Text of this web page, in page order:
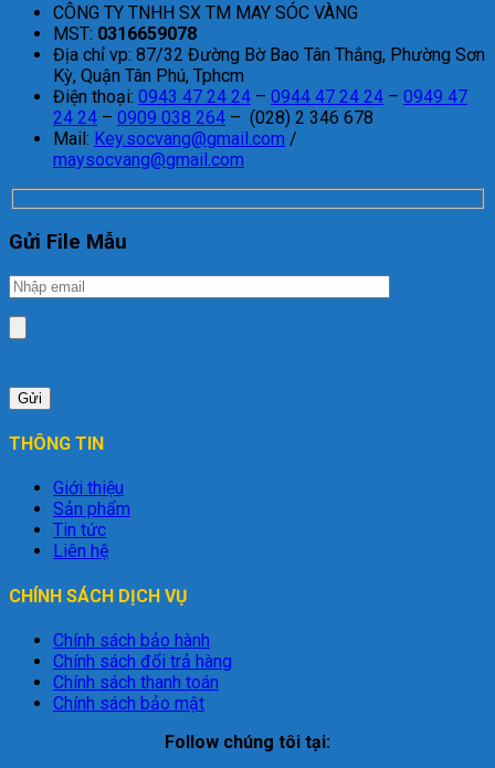
CÔNG TY TNHH SX TM MAY SÓC VÀNG
MST: 0316659078
Địa chỉ vp: 87/32 Đường Bờ Bao Tân Thắng, Phường Sơn
Kỳ, Quận Tân Phú, Tphcm
Điện thoại: 0943 47 24 24 – 0944 47 24 24 – 0949 47
24 24 – 0909 038 264 – (028) 2 346 678
Mail: Key.socvang@gmail.com /
maysocvang@gmail.com
Gửi File Mẫu
THÔNG TIN
Giới thiệu
Sản phẩm
Tin tức
Liên hệ
CHÍNH SÁCH DỊCH VỤ
Chính sách bảo hành
Chính sách đổi trả hàng
Chính sách thanh toán
Chính sách bảo mật
Follow chúng tôi tại: